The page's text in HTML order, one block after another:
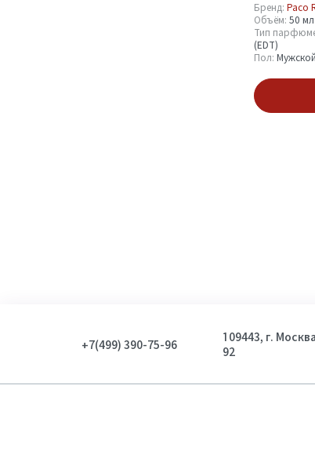
Бренд: Paco
Объём: 50 мл
Тип
(EDT)
Пол: Мужской
+7(499) 390-75-96
109443, г.
92